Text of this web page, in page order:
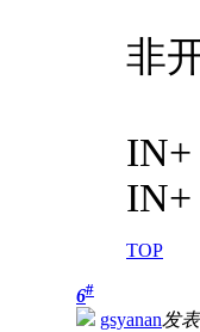
非
TOP
6#
gsyanan发